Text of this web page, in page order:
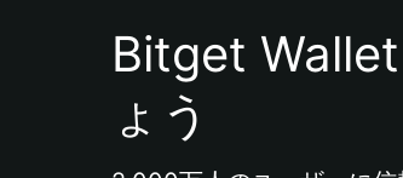
Bitget
ょう